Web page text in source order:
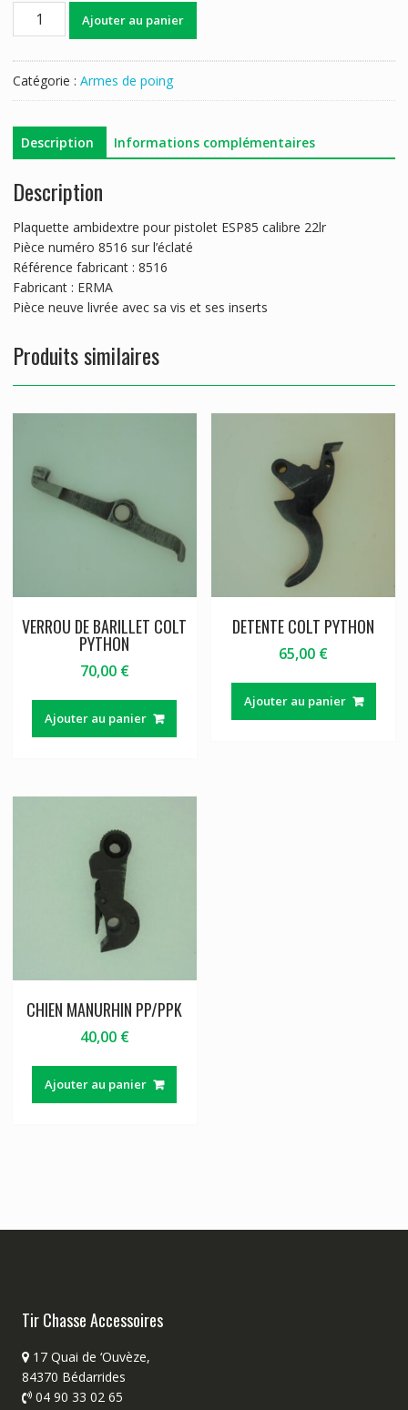
quantité
ESP85
Ajouter au panier
Catégorie : Armes de poing
Description Informations complémentaires
Description
Plaquette ambidextre pour pistolet ESP85 calibre 22lr
Pièce numéro 8516 sur l’éclaté
Référence fabricant : 8516
Fabricant : ERMA
Pièce neuve livrée avec sa vis et ses inserts
Produits similaires
VERROU DE BARILLET COLT
PYTHON
70,00 €
Ajouter au panier
DETENTE COLT PYTHON
65,00 €
Ajouter au panier
CHIEN MANURHIN PP/PPK
40,00 €
Ajouter au panier
Tir Chasse Accessoires
17 Quai de ‘Ouvèze,
84370 Bédarrides
04 90 33 02 65